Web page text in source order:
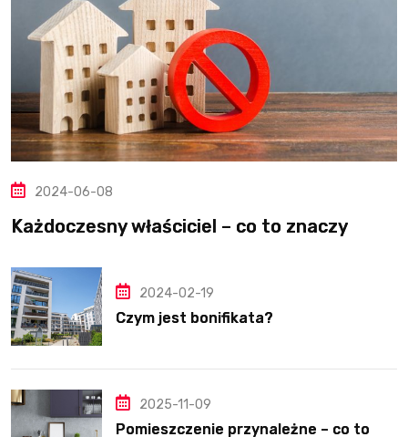
2024-06-08
Każdoczesny właściciel – co to znaczy
2024-02-19
Czym jest bonifikata?
2025-11-09
Pomieszczenie przynależne – co to